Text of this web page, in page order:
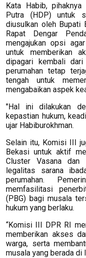
Kata Habib,
Putra (HDP) untuk
diusulkan oleh Bupati
Rapat Dengar
mengajukan opsi
untuk memberikan
dipagari kembali
perumahan tetap
tengah untuk
mengabaikan aspek
"Hal ini dilakukan
kepastian hukum,
ujar Habiburokhman.
Selain itu, Komisi III
Bekasi untuk aktif
Cluster Vasana dan
legalitas sarana
perumahan.
memfasilitasi
(PBG) bagi musala
hukum yang berlaku.
“Komisi III DPR RI
memberikan akses
warga, serta
musala yang berada di